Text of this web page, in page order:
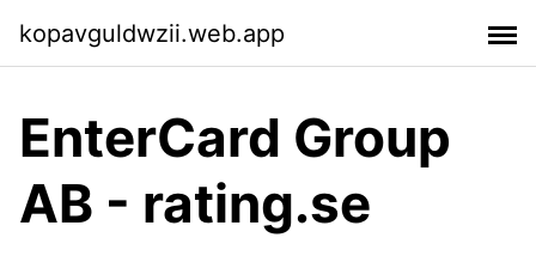
kopavguldwzii.web.app
EnterCard Group
AB - rating.se